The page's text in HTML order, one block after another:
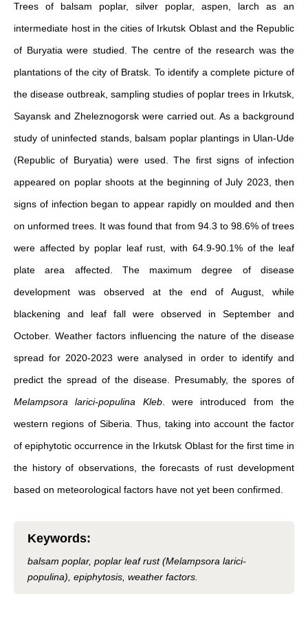
Trees of balsam poplar, silver poplar, aspen, larch as an
intermediate host in the cities of Irkutsk Oblast and the Republic
of Buryatia were studied. The centre of the research was the
plantations of the city of Bratsk. To identify a complete picture of
the disease outbreak, sampling studies of poplar trees in Irkutsk,
Sayansk and Zheleznogorsk were carried out. As a background
study of uninfected stands, balsam poplar plantings in Ulan-Ude
(Republic of Buryatia) were used. The first signs of infection
appeared on poplar shoots at the beginning of July 2023, then
signs of infection began to appear rapidly on moulded and then
on unformed trees. It was found that from 94.3 to 98.6% of trees
were affected by poplar leaf rust, with 64.9-90.1% of the leaf
plate area affected. The maximum degree of disease
development was observed at the end of August, while
blackening and leaf fall were observed in September and
October. Weather factors influencing the nature of the disease
spread for 2020-2023 were analysed in order to identify and
predict the spread of the disease. Presumably, the spores of
Melampsora larici-populina Kleb. were introduced from the
western regions of Siberia. Thus, taking into account the factor
of epiphytotic occurrence in the Irkutsk Oblast for the first time in
the history of observations, the forecasts of rust development
based on meteorological factors have not yet been confirmed.
Keywords:
balsam poplar, poplar leaf rust (Melampsora larici-
populina), epiphytosis, weather factors.